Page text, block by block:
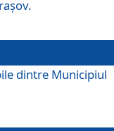
dintre Municipiul